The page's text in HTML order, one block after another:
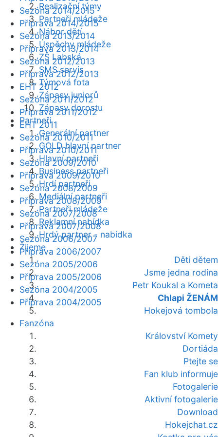
Realizační týmy
Partneři mládeže
Nábor dětí
Úspěchy mládeže
ZŠ Labská
SMS servis
Týmová fota
Zápasy juniorů
Zápasy dorostu
Partneři
Generální partner
GOLD hlavní partner
Hlavní partneři
Business partneři
Hrdí partneři
Mediální partneři
Partneři mládeže
Reklamní nabídka
Hrdý partner - nabídka
Žijeme
Děti dětem
Jsme jedna rodina
Petr Koukal a Kometa
Chlapi ŽENÁM
Hokejová tombola
Fanzóna
Království Komety
Dortiáda
Ptejte se
Fan klub informuje
Fotogalerie
Aktivní fotogalerie
Download
Hokejchat.cz
Sezóna 2014/2015
Příprava 2014/2015
Sezóna 2013/2014
Příprava 2013/2014
Sezóna 2012/2013
Příprava 2012/2013
EHT 2012
Sezóna 2011/2012
Příprava 2011/2012
EHT 2011
Sezóna 2010/2011
Příprava 2010/2011
Sezóna 2009/2010
Příprava 2009/2010
Sezóna 2008/2009
Příprava 2008/2009
Sezóna 2007/2008
Příprava 2007/2008
Sezóna 2006/2007
Příprava 2006/2007
Sezóna 2005/2006
Příprava 2005/2006
Sezóna 2004/2005
Příprava 2004/2005